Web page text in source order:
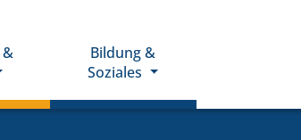
Bildung &
Soziales